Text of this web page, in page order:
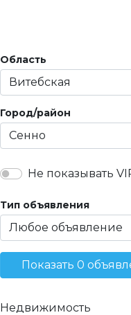
Область
Город/район
Не показывать
Тип объявления
Показать 0
Недвижимость